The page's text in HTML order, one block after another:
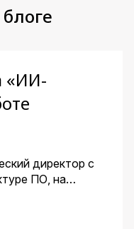
«ИИ-
директор с
ПО, на
на всех этапах: